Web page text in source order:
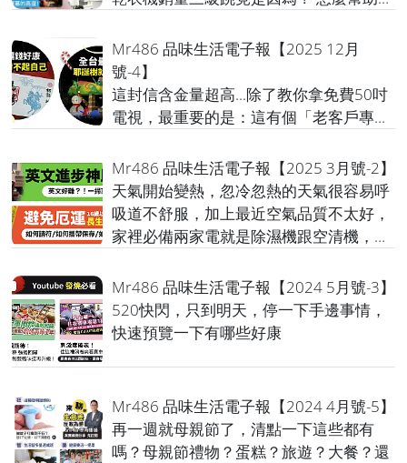
Mr486 品味生活電子報【2025 12月
號-4】
這封信含金量超高...除了教你拿免費50吋
電視，最重要的是：這有個「老客戶專
Mr486 品味生活電子報【2025 3月號-2】
天氣開始變熱，忽冷忽熱的天氣很容易呼
吸道不舒服，加上最近空氣品質不太好，
家裡必備兩家電就是除濕機跟空清機，趁
Mr486 品味生活電子報【2024 5月號-3】
520快閃，只到明天，停一下手邊事情，
快速預覽一下有哪些好康
Mr486 品味生活電子報【2024 4月號-5】
再一週就母親節了，清點一下這些都有
嗎？母親節禮物？蛋糕？旅遊？大餐？還